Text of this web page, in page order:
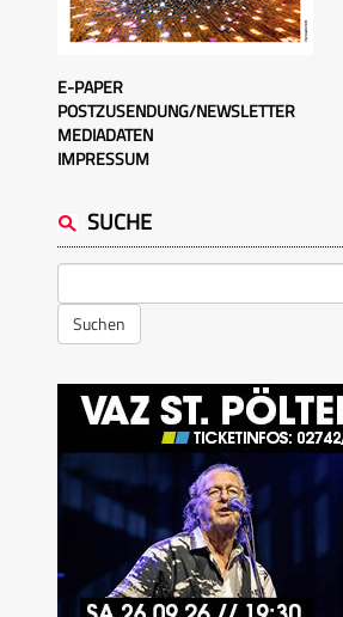
E-PAPER
POSTZUSENDUNG/NEWSLETTER
MEDIADATEN
IMPRESSUM
SUCHE
Suchen